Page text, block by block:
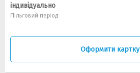
індивідуально
Пільговий період
Оформити картку